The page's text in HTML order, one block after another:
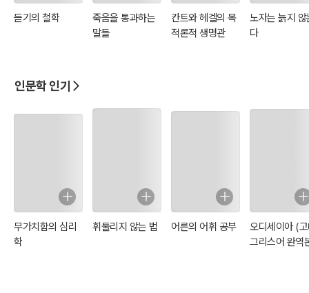
듣기의 철학
죽음을 통과하는
말들
칸트와 헤겔의 목
적론적 생명관
노자는 늙지 않
다
인문학 인기
무가치함의 심리
학
휘둘리지 않는 법 어른의 어휘 공부
오디세이아 (
그리스어 완역